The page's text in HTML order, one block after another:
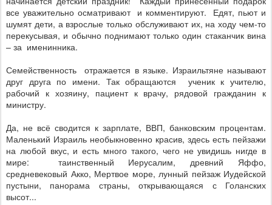
все уважительно осматривают
и комментируют.
Едят, пьют и
шумят дети, а взрослые только обслуживают их, на ходу чем-то
перекусывая, и обычно поднимают только один стаканчик вина
– за именинника.
Семейственность
отражается в языке. Израильтяне называют
друг друга по имени. Так обращаются
ученик к учителю,
рабочий к хозяину, пациент к врачу, рядовой гражданин к
министру.
Да, не всё сводится к зарплате, ВВП, банковским процентам.
Маленький Израиль необыкновенно красив, здесь есть пейзажи
на любой вкус, и есть много такого, чего не увидишь нигде в
мире:
таинственный Иерусалим, древний Яффо,
средневековый Акко, Мертвое море, лунный пейзаж Иудейской
пустыни, панорама страны, открывающаяся с Голанских
высот...